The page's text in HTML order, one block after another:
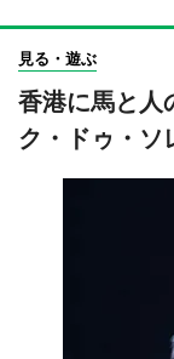
見る・遊ぶ
香港に馬と人
ク・ドゥ・ソ